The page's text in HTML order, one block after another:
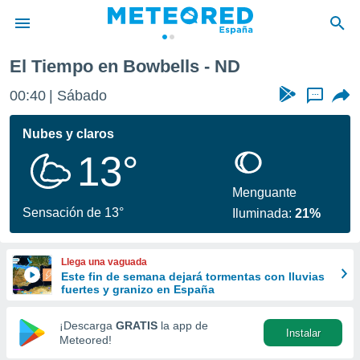
de
por
se
calidad.
a este
las
y
forma
digital
basada
El Tiempo en Bowbells - ND
00:40 Sábado ...
Nubes y claros
13°
Sensación de 13°
Menguante
Iluminada:21%
Llega una vaguada
Este fin de semana dejará tormentas con lluvias
fuertes y granizo en España
¡Descarga GRATIS la app de
Meteored!
Instalar